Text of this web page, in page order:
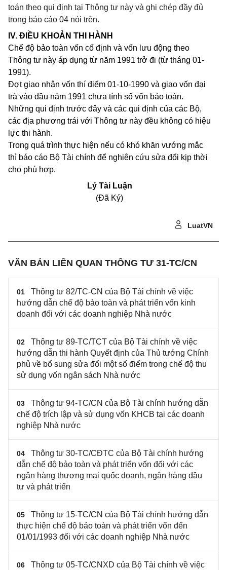
toán theo qui định tại Thông tư này và ghi chép đầy đủ
trong báo cáo 04 nói trên.
IV. ĐIỀU KHOẢN THI HÀNH
Chế độ bảo toàn vốn cố định và vốn lưu động theo
Thông tư này áp dụng từ năm 1991 trở đi (từ tháng 01-
1991).
Đợt giao nhận vốn thí điểm 01-10-1990 và giao vốn đại
trà vào đầu năm 1991 chưa tính số vốn bảo toàn.
Những qui định trước đây và các qui định của các Bộ,
các địa phương trái với Thông tư này đều không có hiệu
lực thi hành.
Trong quá trình thực hiện nếu có khó khăn vướng mắc
thì báo cáo Bộ Tài chính để nghiên cứu sửa đổi kịp thời
cho phù hợp.
Lý Tài Luận
(Đã Ký)
LuatVN
VĂN BẢN LIÊN QUAN THÔNG TƯ 31-TC/CN
01
Thông tư 82/TC-CN của Bộ Tài chính về việc
hướng dẫn chế độ bảo toàn và phát triển vốn kinh
doanh đối với các doanh nghiệp Nhà nước
02
Thông tư 89-TC/TCT của Bộ Tài chính về việc
hướng dẫn thi hành Quyết định của Thủ tướng Chính
phủ về bổ sung sửa đổi một số điểm trong chế độ thu
sử dụng vốn ngân sách Nhà nước
03
Thông tư 94-TC/CN của Bộ Tài chính hướng dẫn
chế độ trích lập và sử dụng vốn KHCB tại các doanh
nghiệp Nhà nước
04
Thông tư 30-TC/CĐTC của Bộ Tài chính hướng
dẫn chế độ bảo toàn và phát triển vốn đối với các
ngân hàng thương mại quốc doanh, ngân hàng đầu
tư và phát triển
05
Thông tư 15-TC/CN của Bộ Tài chính hướng dẫn
thực hiện chế độ bảo toàn và phát triển vốn đến
01/01/1993 đối với các doanh nghiệp Nhà nước
06 Thông tư 05-TC/CNXD của Bộ Tài chính về việc